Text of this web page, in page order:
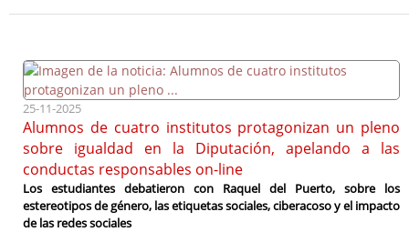
25-11-2025
Alumnos de cuatro institutos protagonizan un pleno
sobre igualdad en la Diputación, apelando a las
conductas responsables on-line
Los estudiantes debatieron con Raquel del Puerto, sobre los
estereotipos de género, las etiquetas sociales, ciberacoso y el impacto
de las redes sociales